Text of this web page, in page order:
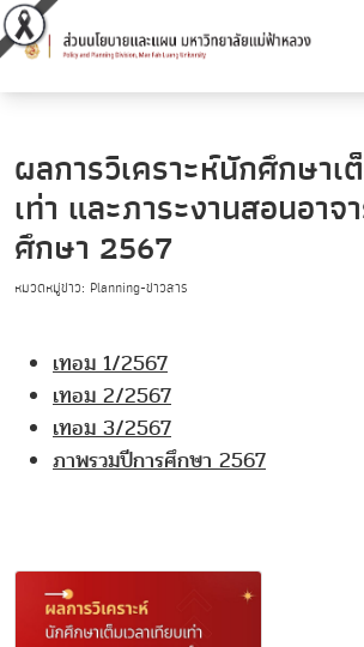
ผลการวิเคราะห์นักศึกษาเ
เท่า และภาระงานสอนอาจ
ศึกษา 2567
หมวดหมู่ข่าว: Planning-ข่าวสาร
เทอม 1/2567
เทอม 2/2567
เทอม 3/2567
ภาพรวมปีการศึกษา 2567